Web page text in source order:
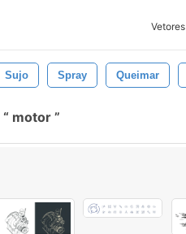
Vetores
Sujo Spray Queimar
motor